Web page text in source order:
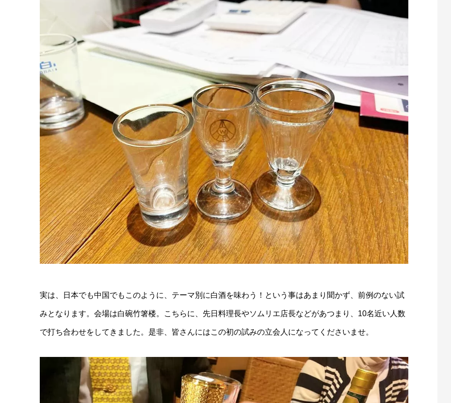
実は、日本でも中国でもこのように、テーマ別に白酒を味わう！という事はあまり聞かず、前例のない試
みとなります。会場は白碗竹箸楼。こちらに、先日料理長やソムリエ店長などがあつまり、10名近い人数
で打ち合わせをしてきました。是非、皆さんにはこの初の試みの立会人になってくださいませ。